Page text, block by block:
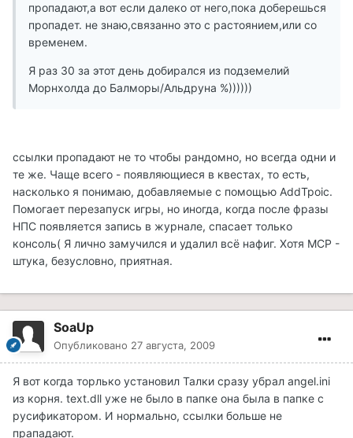
пропадают,а вот если далеко от него,пока доберешься
пропадет. не знаю,связанно это с растоянием,или со
временем.
Я раз 30 за этот день добирался из подземелий
Морнхолда до Балморы/Альдруна %))))))
ссылки пропадают не то чтобы рандомно, но всегда одни и
те же. Чаще всего - появляющиеся в квестах, то есть,
насколько я понимаю, добавляемые с помощью AddTpoic.
Помогает перезапуск игры, но иногда, когда после фразы
НПС появляется запись в журнале, спасает только
консоль( Я лично замучился и удалил всё нафиг. Хотя MCP -
штука, безусловно, приятная.
SoaUp
Опубликовано 27 августа, 2009
Я вот когда торлько установил Талки сразу убрал angel.ini
из корня. text.dll уже не было в папке она была в папке с
русификатором. И нормально, ссылки больше не
прападают.